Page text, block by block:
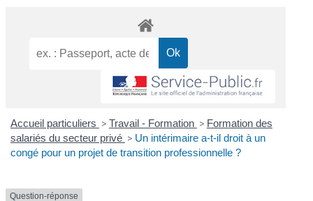
Accueil particuliers > Travail - Formation > Formation des
salariés du secteur privé > Un intérimaire a-t-il droit à un
congé pour un projet de transition professionnelle ?
Question-réponse